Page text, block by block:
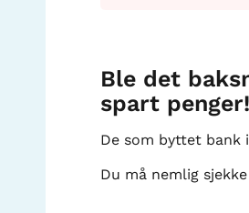
Ble det
spart penger!
De som byttet bank
Du må nemlig